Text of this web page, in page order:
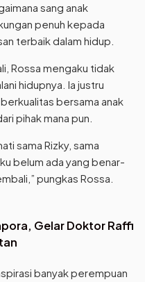
sang anak
penuh kepada
terbaik dalam hidup.
Rossa mengaku tidak
hidupnya. Ia justru
bersama anak
pihak mana pun.
sama Rizky, sama
belum ada yang benar-
pungkas Rossa.
Gelar Doktor Raffi
banyak perempuan